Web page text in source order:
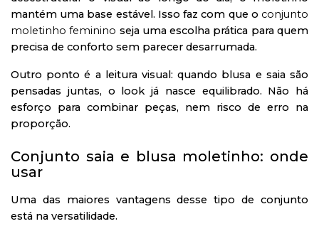
mantém uma base estável. Isso faz com que o conjunto
moletinho feminino seja uma escolha prática para quem
precisa de conforto sem parecer desarrumada.
Outro ponto é a leitura visual: quando blusa e saia são
pensadas juntas, o look já nasce equilibrado. Não há
esforço para combinar peças, nem risco de erro na
proporção.
Conjunto saia e blusa moletinho: onde
usar
Uma das maiores vantagens desse tipo de conjunto
está na versatilidade.